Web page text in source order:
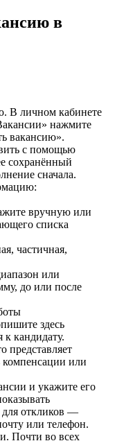
в
В личном кабинете
нажмите
вакансию».
с помощью
сохранённый
сначала.
вручную или
списка
частичная,
или
до или после
здесь
к кандидату.
представляет
компенсации или
и укажите его
для откликов —
или телефон.
Почти во всех